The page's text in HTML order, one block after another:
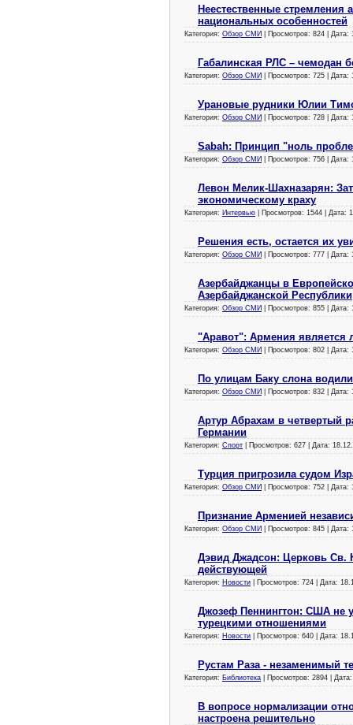
Неестественные стремления
национальных особенностей
Категория: Обзор СМИ | Просмотров: 824 | Дата:
Габалинская РЛС – чемодан
Категория: Обзор СМИ | Просмотров: 725 | Дата:
Урановые рудники Юлии
Категория: Обзор СМИ | Просмотров: 728 | Дата:
Sabah: Принцип "ноль
Категория: Обзор СМИ | Просмотров: 756 | Дата:
Левон Мелик-Шахназарян:
экономическому краху
Категория: Интервью | Просмотров: 1544 | Дата:
Решения есть, остается их
Категория: Обзор СМИ | Просмотров: 777 | Дата:
Азербайджанцы в
Азербайджанской Республики
Категория: Обзор СМИ | Просмотров: 855 | Дата:
"Аравот": Армения является
Категория: Обзор СМИ | Просмотров: 802 | Дата:
По улицам Баку слона
Категория: Обзор СМИ | Просмотров: 832 | Дата:
Артур Абрахам в четвертый
Германии
Категория: Спорт | Просмотров: 627 | Дата:
Турция пригрозила судом
Категория: Обзор СМИ | Просмотров: 752 | Дата:
Признание Арменией
Категория: Обзор СМИ | Просмотров: 845 | Дата:
Дэвид Джадсон: Церковь Св.
действующей
Категория: Новости | Просмотров: 724 | Дата:
Джозеф Пеннингтон: США не
турецкими отношениями
Категория: Новости | Просмотров: 640 | Дата:
Рустам Раза - незаменимый
Категория: Библиотека | Просмотров: 2894 |
В вопросе нормализации
настроена решительно